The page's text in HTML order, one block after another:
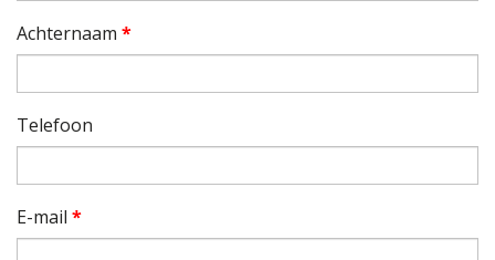
Achternaam *
Telefoon
E-mail *